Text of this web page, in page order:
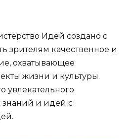
Идей создано с
зрителям качественное и
охватывающее
жизни и культуры.
увлекательного
знаний и идей с